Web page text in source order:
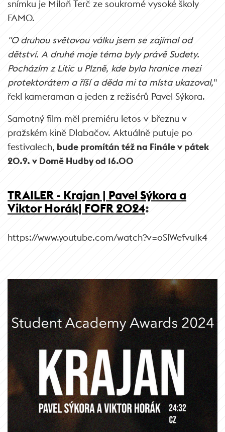
snímku je Miloň Terč ze soukromé vysoké školy
FAMO.
"O druhou světovou válku jsem se zajímal od
dětství. A druhé moje téma byly právě Sudety.
Pocházím z Litic u Plzně, kde byla hranice mezi
protektorátem a říší a děda mi ta místa ukazoval,"
řekl kameraman a jeden z režisérů Pavel Sýkora.
Samotný film měl premiéru letos v březnu v
pražském kině Dlabačov. Aktuálně putuje po
festivalech, bude promítán též na Finále v pátek
20.9. v Domě Hudby od 16.00
TRAILER - Krajan | Pavel Sýkora a
Viktor Horák| FOFR 2024:
https://www.youtube.com/watch?v=oSlWefvu1k4